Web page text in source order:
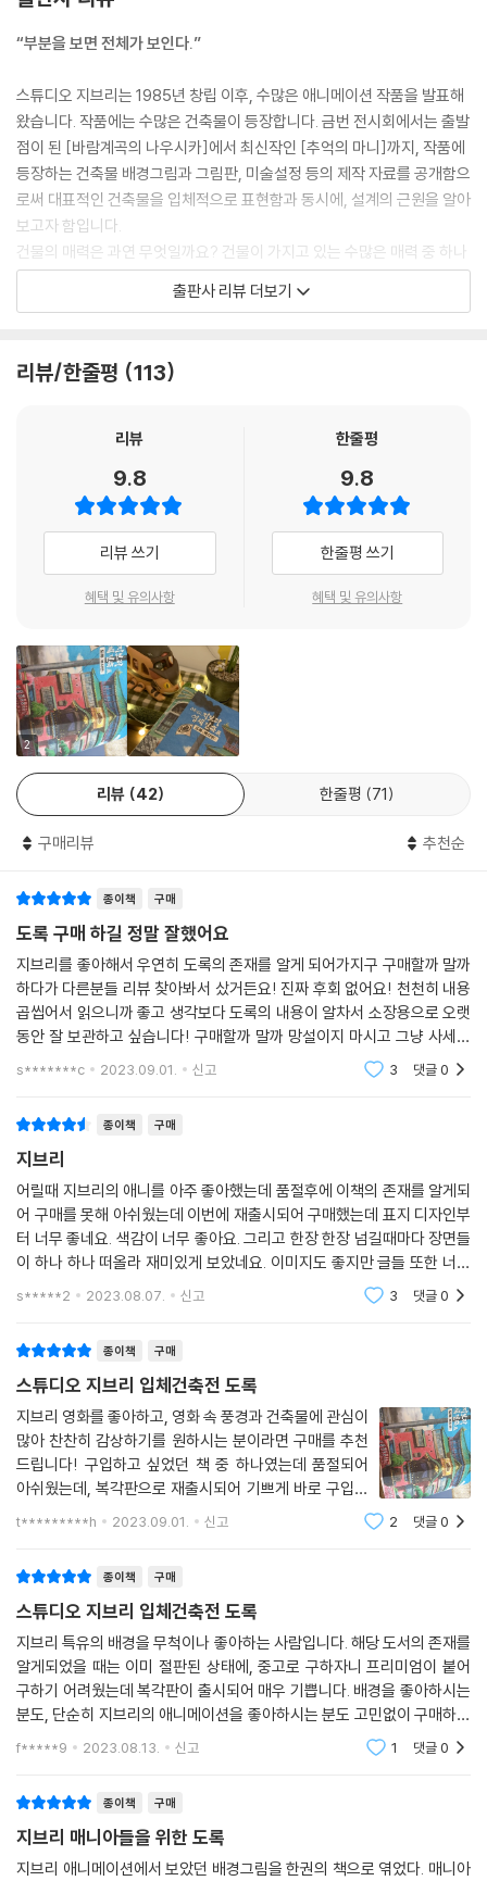
“부분을 보면 전체가 보인다.”
스튜디오 지브리는 1985년 창립 이후, 수많은 애니메이션 작품을 발표해
왔습니다. 작품에는 수많은 건축물이 등장합니다. 금번 전시회에서는 출발
점이 된 [바람계곡의 나우시카]에서 최신작인 [추억의 마니]까지, 작품에
등장하는 건축물 배경그림과 그림판, 미술설정 등의 제작 자료를 공개함으
로써 대표적인 건축물을 입체적으로 표현함과 동시에, 설계의 근원을 알아
보고자 함입니다.
건물의 매력은 과연 무엇일까요? 건물이 가지고 있는 수많은 매력 중 하나
는 인간과의 접점이라 생각합니다. 건물은 인간의 생활에 빼놓을 수 없는
존재입니다. 그런데 최신 건물은 본래의 매력에서 멀어지고, 인간과 아득
수많은 건축물을 만들어 왔습니다. 목욕탕을 비롯해 카르티에라탱, 하울의
품마다 이야기 속 특징이 되는 개성적인 건축물을 디자인해 온 것입니다.
그 매력은 애니메이션 세계에만 머무르지 않고 기억 속에 깊이 남아, 마치
어딘가에 실제로 존재할 것 같은 상상을 주곤 합니다.
영화, 그 중에서 특히 애니메이션은 화면 속에 모든 세계를 그려내야 합니
중에는 공상으로 만들어낸 건축물이 있습니다. 하지만 단순한 공상과는 다
릅니다. 현실 세계를 주의 깊게 관찰한 다음 등장인물의 생활과 시대를 충
분히 검증해 디자인하게 됩니다. 따라서 등장인물과 깊은 관계가 형성 되
며 영화 속 건축물의 매력 또한 한층 돋보이게 되는 것입니다.
우리가 사는 현실세계도 마찬가지입니다. 사람들은 모두 수많은 문화와 환
경에 맞춰 지은 건물 안에서 생활하고 있습니다.
충분히 느낄 수 있기 바랍니다.
-스튜디오 지브리-
출판사 리뷰 더보기
리뷰/한줄평 113
리뷰
9.8
리뷰 쓰기
혜택 및 유의사항
한줄평
9.8
한줄평 쓰기
혜택 및 유의사항
2
리뷰 42 한줄평 71
구매리뷰 추천순
종이책 구매
도록 구매 하길 정말 잘했어요
지브리를 좋아해서 우연히 도록의 존재를 알게 되어가지구 구매할까 말까
하다가 다른분들 리뷰 찾아봐서 샀거든요! 진짜 후회 없어요! 천천히 내용
곱씹어서 읽으니까 좋고 생각보다 도록의 내용이 알차서 소장용으로 오랫
동안 잘 보관하고 싶습니다! 구매할까 말까 망설이지 마시고 그냥 사세요
진짜 뿌듯하거든요 주변에 지브리 좋아하시는분 들에게 선물로 줘도 감격
s*******c 2023.09.01. 신고 3 댓글0
종이책 구매
지브리
어릴때 지브리의 애니를 아주 좋아했는데 품절후에 이책의 존재를 알게되
어 구매를 못해 아쉬웠는데 이번에 재출시되어 구매했는데 표지 디자인부
터 너무 좋네요. 색감이 너무 좋아요. 그리고 한장 한장 넘길때마다 장면들
이 하나 하나 떠올라 재미있게 보았네요. 이미지도 좋지만 글들 또한 너무
좋아요. 가볍게 읽기에 너무 좋습니다. 지브리영화를 좋아하신다면 백번
s*****2 2023.08.07. 신고 3 댓글0
종이책 구매
스튜디오 지브리 입체건축전 도록
지브리 영화를 좋아하고, 영화 속 풍경과 건축물에 관심이
많아 찬찬히 감상하기를 원하시는 분이라면 구매를 추천
드립니다! 구입하고 싶었던 책 중 하나였는데 품절되어
아쉬웠는데, 복각판으로 재출시되어 기쁘게 바로 구입했
습니다. 겉면 표지부터 큼지막하게 볼 수 있는 구성이라
t*********h 2023.09.01. 신고 2 댓글0
종이책 구매
스튜디오 지브리 입체건축전 도록
지브리 특유의 배경을 무척이나 좋아하는 사람입니다. 해당 도서의 존재를
알게되었을 때는 이미 절판된 상태에, 중고로 구하자니 프리미엄이 붙어
구하기 어려웠는데 복각판이 출시되어 매우 기쁩니다. 배경을 좋아하시는
분도, 단순히 지브리의 애니메이션을 좋아하시는 분도 고민없이 구매하실
수 있을만한 책이라고 생각합니다. 스케치마저 정말 아름답습니다...
f*****9 2023.08.13. 신고 1 댓글0
종이책 구매
지브리 매니아들을 위한 도록
지브리 애니메이션에서 보았던 배경그림을 한권의 책으로 엮었다. 매니아